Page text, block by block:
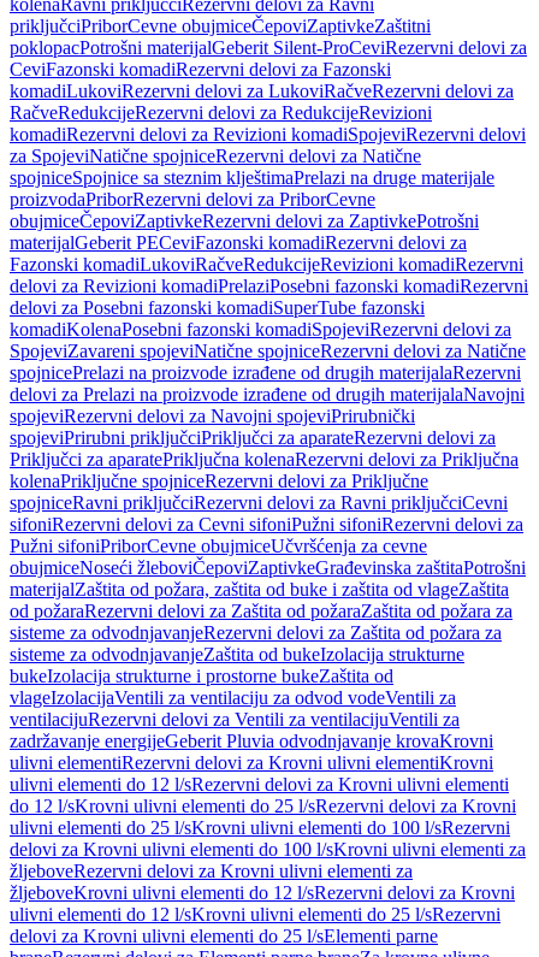
kolenaRavni priključciRezervni delovi za Ravni
priključciPriborCevne obujmiceČepoviZaptivkeZaštitni
poklopacPotrošni materijalGeberit Silent-ProCeviRezervni delovi za
CeviFazonski komadiRezervni delovi za Fazonski
komadiLukoviRezervni delovi za LukoviRačveRezervni delovi za
RačveRedukcijeRezervni delovi za RedukcijeRevizioni
komadiRezervni delovi za Revizioni komadiSpojeviRezervni delovi
za SpojeviNatične spojniceRezervni delovi za Natične
spojniceSpojnice sa steznim klještimaPrelazi na druge materijale
proizvodaPriborRezervni delovi za PriborCevne
obujmiceČepoviZaptivkeRezervni delovi za ZaptivkePotrošni
materijalGeberit PECeviFazonski komadiRezervni delovi za
Fazonski komadiLukoviRačveRedukcijeRevizioni komadiRezervni
delovi za Revizioni komadiPrelaziPosebni fazonski komadiRezervni
delovi za Posebni fazonski komadiSuperTube fazonski
komadiKolenaPosebni fazonski komadiSpojeviRezervni delovi za
SpojeviZavareni spojeviNatične spojniceRezervni delovi za Natične
spojnicePrelazi na proizvode izrađene od drugih materijalaRezervni
delovi za Prelazi na proizvode izrađene od drugih materijalaNavojni
spojeviRezervni delovi za Navojni spojeviPrirubnički
spojeviPrirubni priključciPriključci za aparateRezervni delovi za
Priključci za aparatePriključna kolenaRezervni delovi za Priključna
kolenaPriključne spojniceRezervni delovi za Priključne
spojniceRavni priključciRezervni delovi za Ravni priključciCevni
sifoniRezervni delovi za Cevni sifoniPužni sifoniRezervni delovi za
Pužni sifoniPriborCevne obujmiceUčvršćenja za cevne
obujmiceNoseći žleboviČepoviZaptivkeGrađevinska zaštitaPotrošni
materijalZaštita od požara, zaštita od buke i zaštita od vlageZaštita
od požaraRezervni delovi za Zaštita od požaraZaštita od požara za
sisteme za odvodnjavanjeRezervni delovi za Zaštita od požara za
sisteme za odvodnjavanjeZaštita od bukeIzolacija strukturne
bukeIzolacija strukturne i prostorne bukeZaštita od
vlageIzolacijaVentili za ventilaciju za odvod vodeVentili za
ventilacijuRezervni delovi za Ventili za ventilacijuVentili za
zadržavanje energijeGeberit Pluvia odvodnjavanje krovaKrovni
ulivni elementiRezervni delovi za Krovni ulivni elementiKrovni
ulivni elementi do 12 l/sRezervni delovi za Krovni ulivni elementi
do 12 l/sKrovni ulivni elementi do 25 l/sRezervni delovi za Krovni
ulivni elementi do 25 l/sKrovni ulivni elementi do 100 l/sRezervni
delovi za Krovni ulivni elementi do 100 l/sKrovni ulivni elementi za
žljeboveRezervni delovi za Krovni ulivni elementi za
žljeboveKrovni ulivni elementi do 12 l/sRezervni delovi za Krovni
ulivni elementi do 12 l/sKrovni ulivni elementi do 25 l/sRezervni
delovi za Krovni ulivni elementi do 25 l/sElementi parne